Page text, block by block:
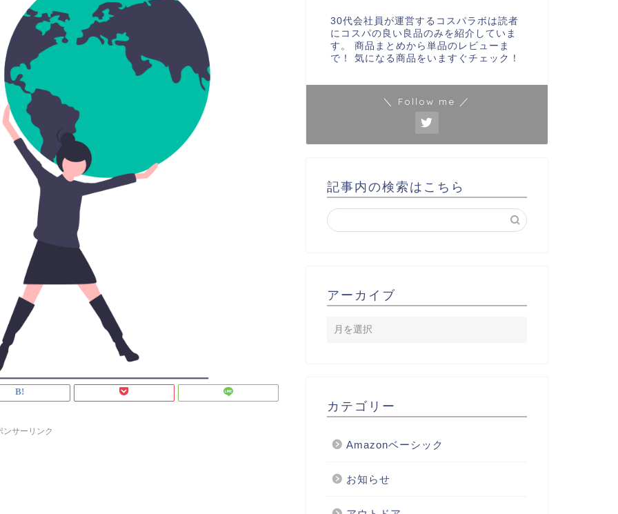
ンサーリンク
30代会社員が運営するコスパラボは読者
にコスパの良い良品のみを紹介していま
す。 商品まとめから単品のレビューま
で！ 気になる商品をいますぐチェック！
＼ Follow me ／
記事内の検索はこちら
アーカイブ
カテゴリー
Amazonベーシック
お知らせ